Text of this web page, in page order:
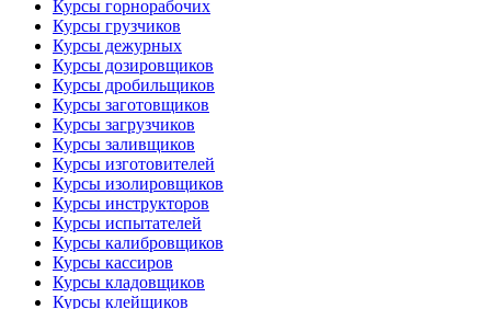
Курсы горнорабочих
Курсы грузчиков
Курсы дежурных
Курсы дозировщиков
Курсы дробильщиков
Курсы заготовщиков
Курсы загрузчиков
Курсы заливщиков
Курсы изготовителей
Курсы изолировщиков
Курсы инструкторов
Курсы испытателей
Курсы калибровщиков
Курсы кассиров
Курсы кладовщиков
Курсы клейщиков